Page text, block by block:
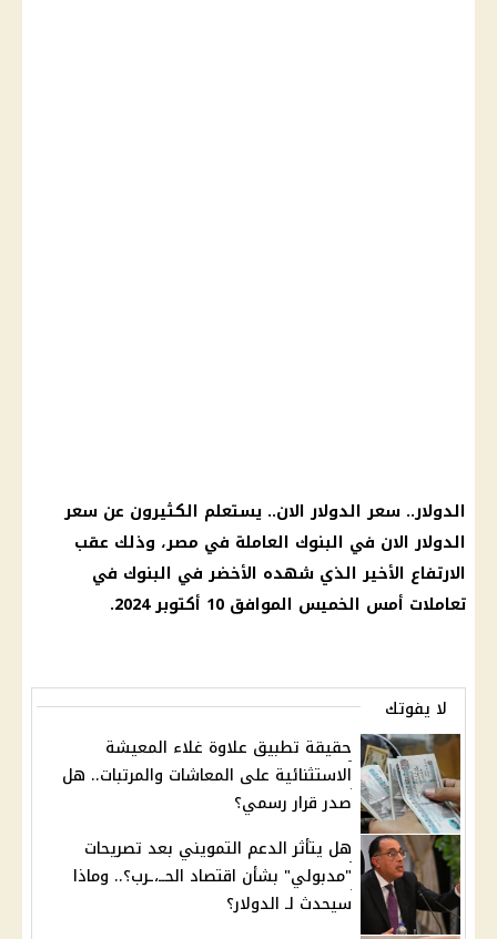
الدولار.. سعر الدولار الان.. يستعلم الكثيرون عن سعر
الدولار الان في البنوك العاملة في مصر، وذلك عقب
الارتفاع الأخير الذي شهده الأخضر في البنوك في
تعاملات أمس الخميس الموافق 10 أكتوبر 2024.
لا يفوتك
حقيقة تطبيق علاوة غلاء المعيشة
الاستثنائية على المعاشات والمرتبات.. هل
صدر قرار رسمي؟
هل يتأثر الدعم التمويني بعد تصريحات
"مدبولي" بشأن اقتصاد الحــ،ـرب؟.. وماذا
سيحدث لـ الدولار؟